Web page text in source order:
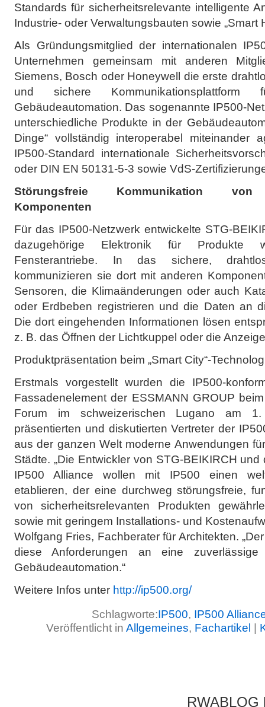
Standards für sicherheitsrelevante intelligente
Industrie- oder Verwaltungsbauten sowie „Smart
Als Gründungsmitglied der internationalen
Unternehmen gemeinsam mit anderen
Siemens, Bosch oder Honeywell die erste
und sichere
Gebäudeautomation. Das sogenannte IP500-
unterschiedliche Produkte in der
Dinge“ vollständig interoperabel miteinander
IP500-Standard internationale
oder DIN EN 50131-5-3 sowie VdS-
Störungsfreie Kommunikation von
Komponenten
Für das IP500-Netzwerk entwickelte STG-
dazugehörige Elektronik für Produkte
Fensterantriebe. In das sichere,
kommunizieren sie dort mit anderen
Sensoren, die Klimaänderungen oder auch
oder Erdbeben registrieren und die Daten an
Die dort eingehenden Informationen lösen
z. B. das Öffnen der Lichtkuppel oder die
Produktpräsentation beim „Smart City“-
Erstmals vorgestellt wurden die IP500-
Fassadenelement der ESSMANN GROUP beim
Forum im schweizerischen Lugano am
präsentierten und diskutierten Vertreter der
aus der ganzen Welt moderne Anwendungen
Städte. „Die Entwickler von STG-BEIKIRCH
IP500 Alliance wollen mit IP500 einen
etablieren, der eine durchweg störungsfreie,
von sicherheitsrelevanten Produkten
sowie mit geringem Installations- und
Wolfgang Fries, Fachberater für Architekten.
diese Anforderungen an eine
Gebäudeautomation.“
Weitere Infos unter http://ip500.org/
Schlagworte:IP500, IP500
Veröffentlicht in Allgemeines, Fachartikel |